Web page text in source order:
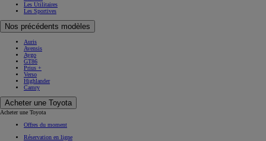
Les Utilitaires
Les Sportives
Nos précédents modèles
Auris
Avensis
Aygo
GT86
Prius +
Verso
Highlander
Camry
Acheter une Toyota
Acheter une Toyota
Offres du moment
Réservation en ligne